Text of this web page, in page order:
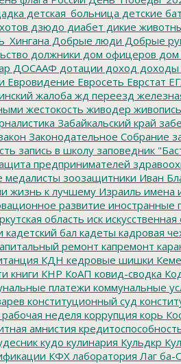
детская_больница детские
дзюдо диабет дикие
Добрые люди Добрые
должники дом офицеров дом
ДОСААФ дотации доход доходы
Евровидение Евросеть Еврстат
жалоба жд переезд
жестокость живодер живопись
Забайкальский край
Законодательное Собрание
запись в школу заповедник
предпринимателей
медалисты зоозащитники Иван
жизнь к лучшему Израиль имена
развитие иностранные
область иск искусственная
кадетский бал кадеты кадровая
ремонт капремонт
КДН кедровые шишки
книги КНР КоАП ковид-сводка
платежи коммунальные
конституционный суд
рабочая неделя коррупция корь
амнистия
кудо кулинария Кульдкр
КФХ лаборатория Лаг ба-